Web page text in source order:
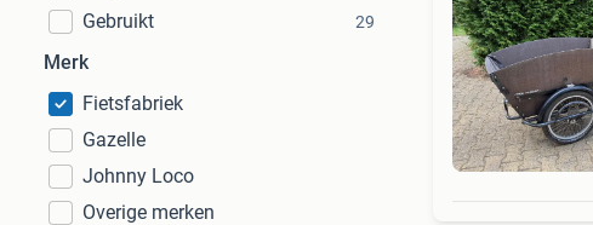
Gebruikt 29
Merk
Fietsfabriek
Gazelle
Johnny Loco
Overige merken